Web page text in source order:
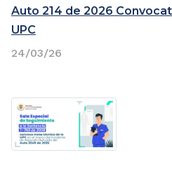
Auto 214 de 2026
UPC
24/03/26